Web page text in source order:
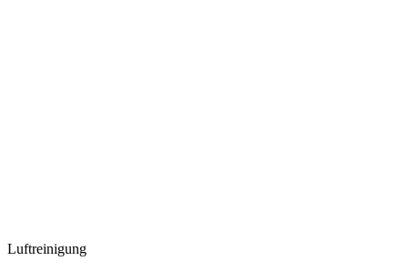
Luftreinigung